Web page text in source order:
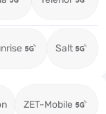
Salt
ZET-Mobile